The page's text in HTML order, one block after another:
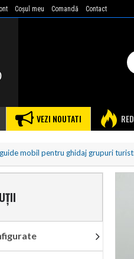
Coşul meu Comandă Contact
VEZI NOUTATI
mobil pentru ghidaj grupuri